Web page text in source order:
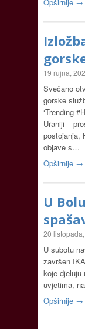
19 rujna,
Svečano
gorske
‘Trending
Uraniji –
postojanja,
objave s…
Opširnije →
U
20
U subotu
završen
koje djeluju
uvjetima,
Opširnije →